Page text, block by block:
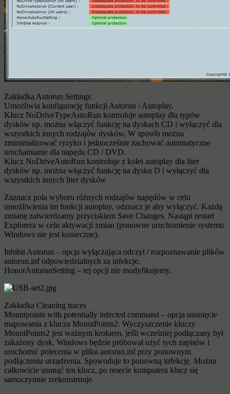
Zakładka Autorun Settings
Umożliwia konfigurację funkcji Autorun / Autoplay.
Klucz NoDriveTypeAutoRun kontroluje autoplay dla typów
dysków np. można włączyć funkcję na dyskach CD i wyłączyć dla
wszystkich innych rodzajów dysków. W sposób można
zminimalizować ryzyko i jednocześnie zachować automatyczne
uruchamianie dla napędu CD / DVD.
Klucz NoDriveAutoRun kontroluje z kolei autoplay dla liter
dysków np. można włączyć funkcję na dysku D i wyłączyć dla
wszystkich innych liter dysków
Zaznacz pola wyboru różnych rodzajów napędów w celu
umożliwienia im funkcji autoplay, odznacz je aby wyłączyć. Każdą
zmianę zatwierdzamy przyciskiem Save Changes. Nastąpi restart
Explorera w celu aktywacji zmian (ponowne uruchomienie systemu
Windows nie jest konieczne).
Inhibit Autorun – opcja wyłączająca odczyt / rozpoznawanie plików
autorun.inf odpowiedzialnych za infekcje.
HonorAutorunSetting – tej opcji nie modyfikujemy.
Zakładka Cleaning traces
Mountpoints with potentially infected command – opcja usunięcie
mapowania z klucza MountPoints2. Wyczyszczenie kluczy
MountPoints2 jest ważnym krokiem, jeśli wcześniej podłączany był
zakażony dysk. Windows będzie próbował użyć tych zapisów i
uruchomić polecenia w pliku autorun.inf przy ponownym
podłączeniu urządzenia. Spowoduje to ponowną infekcję. Można
całkowicie usunąć ten klucz, po resecie komputera klucz się
samoczynnie zrekonstruuje.